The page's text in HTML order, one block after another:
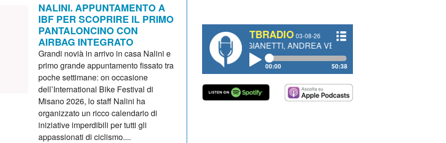
NALINI. APPUNTAMENTO A
IBF PER SCOPRIRE IL PRIMO
PANTALONCINO CON
AIRBAG INTEGRATO
Grandi novià in arrivo in casa Nalini e
primo grande appuntamento fissato tra
poche settimane: on occasione
dell’International Bike Festival di
Misano 2026, lo staff Nalini ha
organizzato un ricco calendario di
iniziative imperdibili per tutti gli
appassionati di ciclismo....
TBRADIO 03-08-26
#334 CHARLY WEGELIUS, MAURO GIANETTI, ANDREA VENDRAME, FILIPPO FIORELLI
00:00 50:38